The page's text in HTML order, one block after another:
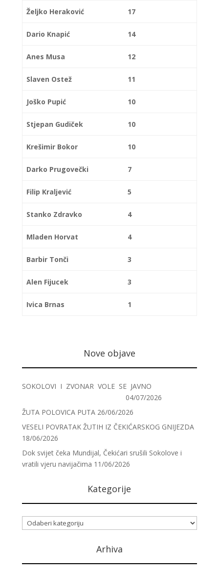
Željko Heraković 17
Dario Knapić 14
Anes Musa 12
Slaven Ostež 11
Joško Pupić 10
Stjepan Gudiček 10
Krešimir Bokor 10
Darko Prugovečki 7
Filip Kraljević 5
Stanko Zdravko 4
Mladen Horvat 4
Barbir Tonči 3
Alen Fijucek 3
Ivica Brnas 1
Nove objave
SOKOLOVI I ZVONAR VOLE SE JAVNO
04/07/2026
ŽUTA POLOVICA PUTA 26/06/2026
VESELI POVRATAK ŽUTIH IZ ČEKIĆARSKOG GNIJEZDA
18/06/2026
Dok svijet čeka Mundijal, Čekićari srušili Sokolove i
vratili vjeru navijačima 11/06/2026
Kategorije
Kategorije
Arhiva